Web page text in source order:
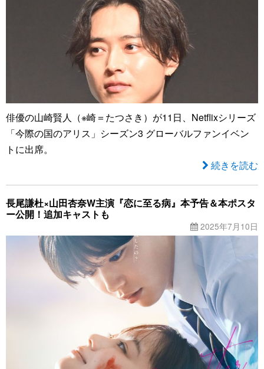
俳優の山崎賢人（※崎＝たつさき）が11日、Netflixシリーズ
「今際の国のアリス」シーズン3 グローバルファンイベン
トに出席。
続きを読む
長尾謙杜×山田杏奈W主演『恋に至る病』本予告＆本ポスタ
ー公開！追加キャストも
2025年7月10日